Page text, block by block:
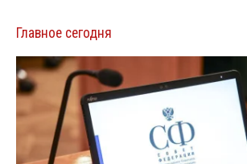
Главное сегодня